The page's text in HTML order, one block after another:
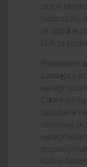
za rok
Nadzorczej
za udział w
EUR za
a zastępcy
Członkom
zasiadali w
obrotowy,
Radzie